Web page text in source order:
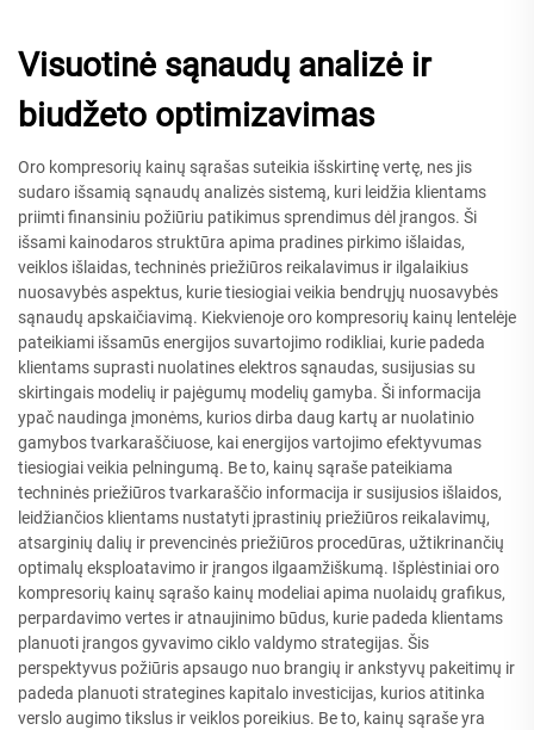
Visuotinė sąnaudų analizė ir
biudžeto optimizavimas
Oro kompresorių kainų sąrašas suteikia išskirtinę vertę, nes jis
sudaro išsamią sąnaudų analizės sistemą, kuri leidžia klientams
priimti finansiniu požiūriu patikimus sprendimus dėl įrangos. Ši
išsami kainodaros struktūra apima pradines pirkimo išlaidas,
veiklos išlaidas, techninės priežiūros reikalavimus ir ilgalaikius
nuosavybės aspektus, kurie tiesiogiai veikia bendrųjų nuosavybės
sąnaudų apskaičiavimą. Kiekvienoje oro kompresorių kainų lentelėje
pateikiami išsamūs energijos suvartojimo rodikliai, kurie padeda
klientams suprasti nuolatines elektros sąnaudas, susijusias su
skirtingais modelių ir pajėgumų modelių gamyba. Ši informacija
ypač naudinga įmonėms, kurios dirba daug kartų ar nuolatinio
gamybos tvarkaraščiuose, kai energijos vartojimo efektyvumas
tiesiogiai veikia pelningumą. Be to, kainų sąraše pateikiama
techninės priežiūros tvarkaraščio informacija ir susijusios išlaidos,
leidžiančios klientams nustatyti įprastinių priežiūros reikalavimų,
atsarginių dalių ir prevencinės priežiūros procedūras, užtikrinančių
optimalų eksploatavimo ir įrangos ilgaamžiškumą. Išplėstiniai oro
kompresorių kainų sąrašo kainų modeliai apima nuolaidų grafikus,
perpardavimo vertes ir atnaujinimo būdus, kurie padeda klientams
planuoti įrangos gyvavimo ciklo valdymo strategijas. Šis
perspektyvus požiūris apsaugo nuo brangių ir ankstyvų pakeitimų ir
padeda planuoti strategines kapitalo investicijas, kurios atitinka
verslo augimo tikslus ir veiklos poreikius. Be to, kainų sąraše yra